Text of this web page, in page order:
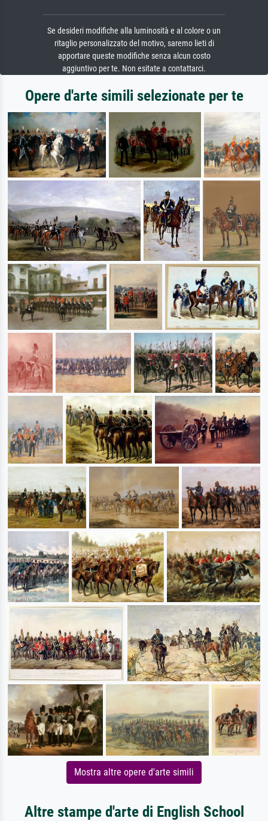
Se desideri modifiche alla luminosità e al colore o un
ritaglio personalizzato del motivo, saremo lieti di
apportare queste modifiche senza alcun costo
aggiuntivo per te. Non esitate a contattarci.
Opere d'arte simili selezionate per te
Mostra altre opere d'arte simili
Altre stampe d'arte di English School